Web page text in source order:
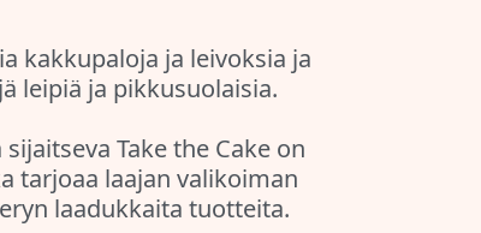
kakkupaloja ja leivoksia ja
leipiä ja pikkusuolaisia.
Take the Cake on
tarjoaa laajan valikoiman
laadukkaita tuotteita.